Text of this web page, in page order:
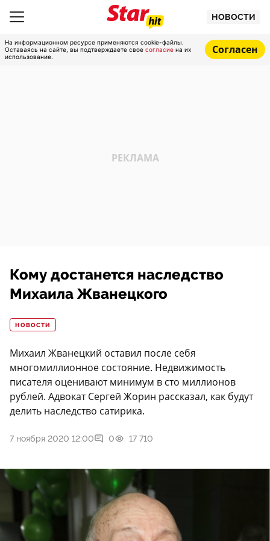
НОВОСТИ
На информационном ресурсе применяются cookie-файлы.
Оставаясь на сайте, вы подтверждаете свое согласие на их
использование.
Согласен
Кому достанется наследство
Михаила Жванецкого
НОВОСТИ
Михаил Жванецкий оставил после себя
многомиллионное состояние. Недвижимость
писателя оценивают минимум в сто миллионов
рублей. Адвокат Сергей Жорин рассказал, как будут
делить наследство сатирика.
7 ноября 2020 12:00 0 17 710